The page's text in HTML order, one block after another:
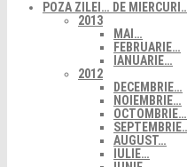
POZA ZILEI… DE
2013
MAI…
FEBRUARIE…
IANUARIE…
2012
DECEMBRIE…
NOIEMBRIE…
OCTOMBRIE…
AUGUST…
IULIE…